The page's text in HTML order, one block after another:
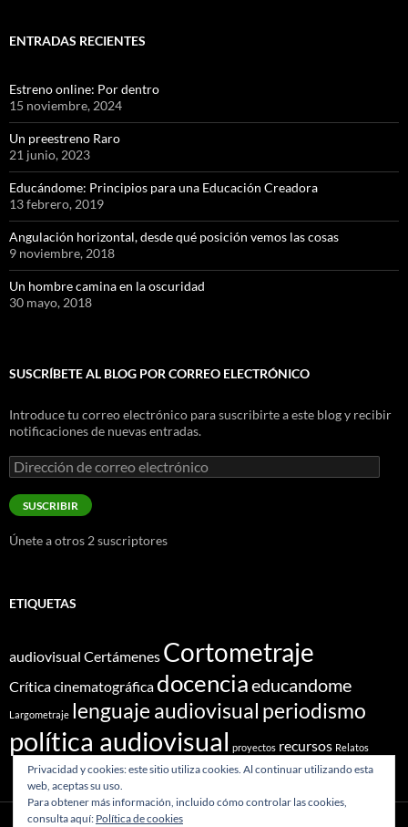
ENTRADAS RECIENTES
Estreno online: Por dentro
15 noviembre, 2024
Un preestreno Raro
21 junio, 2023
Educándome: Principios para una Educación Creadora
13 febrero, 2019
Angulación horizontal, desde qué posición vemos las cosas
9 noviembre, 2018
Un hombre camina en la oscuridad
30 mayo, 2018
SUSCRÍBETE AL BLOG POR CORREO ELECTRÓNICO
Introduce tu correo electrónico para suscribirte a este blog y recibir
notificaciones de nuevas entradas.
Dirección
de
correo
electrónico
SUSCRIBIR
Únete a otros 2 suscriptores
ETIQUETAS
audiovisual Certámenes Cortometraje
Crítica cinematográfica docenciaeducandome
Largometraje lenguaje audiovisual periodismo
política audiovisual proyectos recursos Relatos
Privacidad y cookies: este sitio utiliza cookies. Al continuar utilizando esta
web, aceptas su uso.
Para obtener más información, incluido cómo controlar las cookies,
consulta aquí: Política de cookies